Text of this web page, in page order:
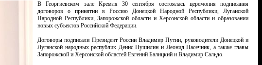
В Георгиевском зале Кремля 30 сентября состоялась церемония подписания
договоров о принятии в Россию Донецкой Народной Республики, Луганской
Народной Республики, Запорожской области и Херсонской области и образовании
новых субъектов Российской Федерации.
Договоры подписали Президент России Владимир Путин, руководители Донецкой и
Луганской народных республик Денис Пушилин и Леонид Пасечник, а также главы
Запорожской и Херсонской областей Евгений Балицкий и Владимир Сальдо.